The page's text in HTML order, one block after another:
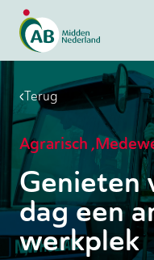
Terug
Agrarisch ,
Genieten
dag een
werkplek